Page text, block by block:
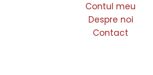
Contul meu
Despre noi
Contact